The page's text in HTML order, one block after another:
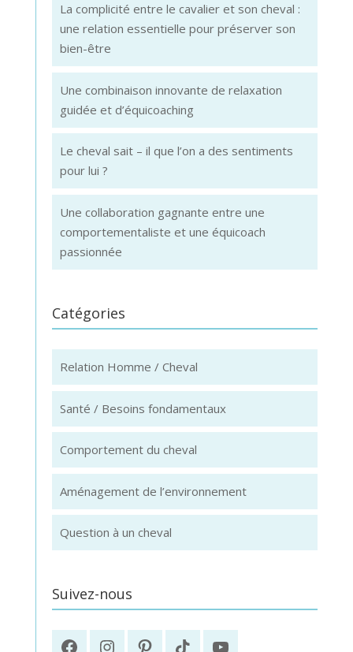
La complicité entre le cavalier et son cheval :
une relation essentielle pour préserver son
bien-être
Une combinaison innovante de relaxation
guidée et d’équicoaching
Le cheval sait – il que l’on a des sentiments
pour lui ?
Une collaboration gagnante entre une
comportementaliste et une équicoach
passionnée
Catégories
Relation Homme / Cheval
Santé / Besoins fondamentaux
Comportement du cheval
Aménagement de l’environnement
Question à un cheval
Suivez-nous
FacebookInstagramPinterestTikTok YouTube